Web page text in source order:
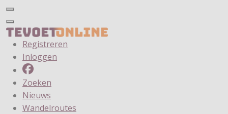
Registreren
Inloggen
Zoeken
Nieuws
Wandelroutes